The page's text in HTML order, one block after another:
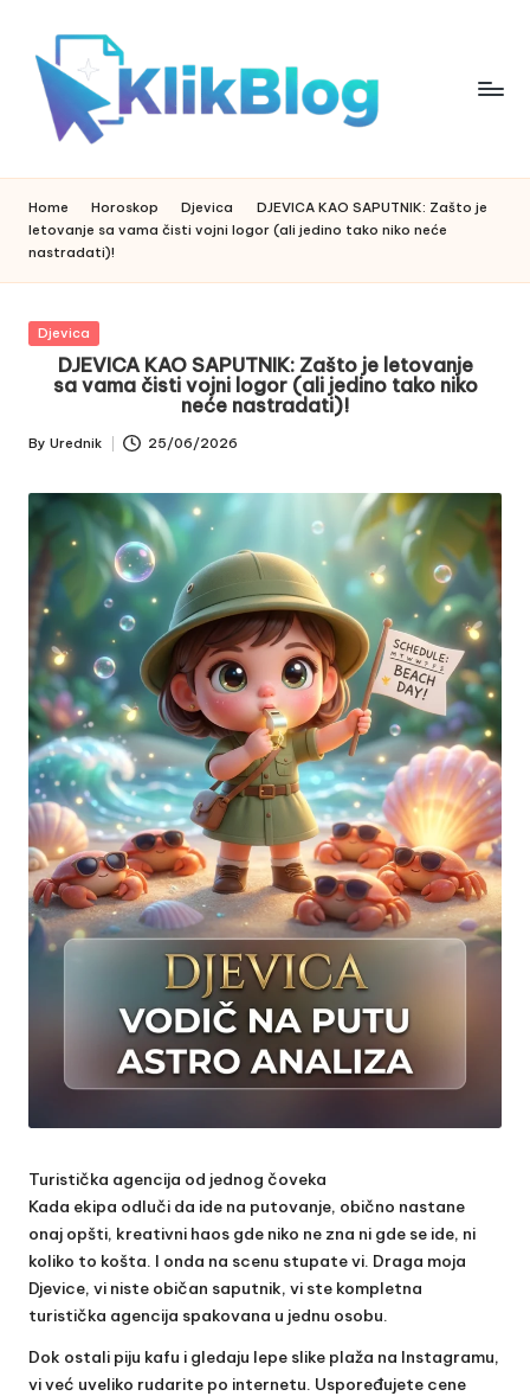
content
li
b
l
o
g
Home Horoskop Djevica
DJEVICA KAO SAPUTNIK: Zašto je
letovanje sa vama čisti vojni logor (ali jedino tako niko neće
nastradati)!
Posted
Djevica
DJEVICA KAO SAPUTNIK: Zašto je letovanje
sa vama čisti vojni logor (ali jedino tako niko
neće nastradati)!
Posted
By Urednik 25/06/2026
Turistička agencija od jednog čoveka
Kada ekipa odluči da ide na putovanje, obično nastane
onaj opšti, kreativni haos gde niko ne zna ni gde se ide, ni
koliko to košta. I onda na scenu stupate vi. Draga moja
Djevice, vi niste običan saputnik, vi ste kompletna
turistička agencija spakovana u jednu osobu.
Dok ostali piju kafu i gledaju lepe slike plaža na Instagramu,
vi već uveliko rudarite po internetu. Uspoređujete cene